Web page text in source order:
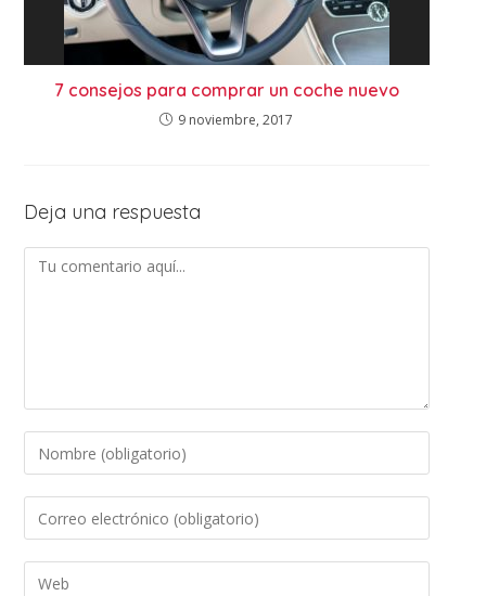
7 consejos para comprar un coche nuevo
9 noviembre, 2017
Deja una respuesta